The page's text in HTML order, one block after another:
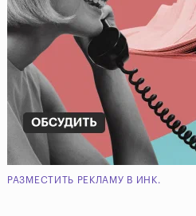
РАЗМЕСТИТЬ РЕКЛАМУ В ИНК.